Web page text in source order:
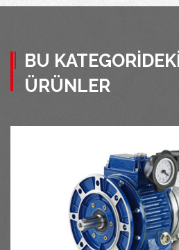
BU
ÜRÜNLER